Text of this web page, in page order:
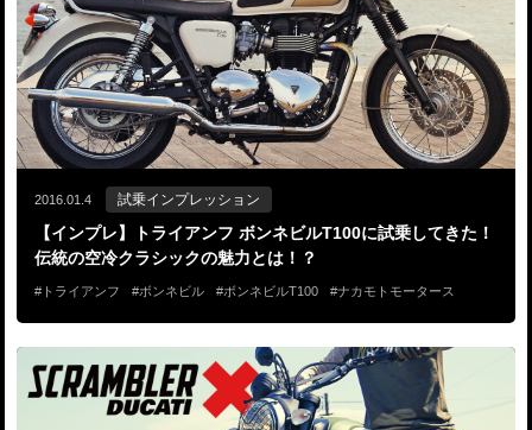
2016.01.4 試乗インプレッション
【インプレ】トライアンフ ボンネビルT100に試乗してきた！
伝統の空冷クラシックの魅力とは！？
トライアンフ ボンネビル ボンネビルT100 ナカモトモータース